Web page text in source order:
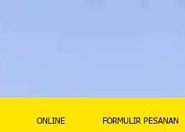
ONLINE FORMULIR PESANAN